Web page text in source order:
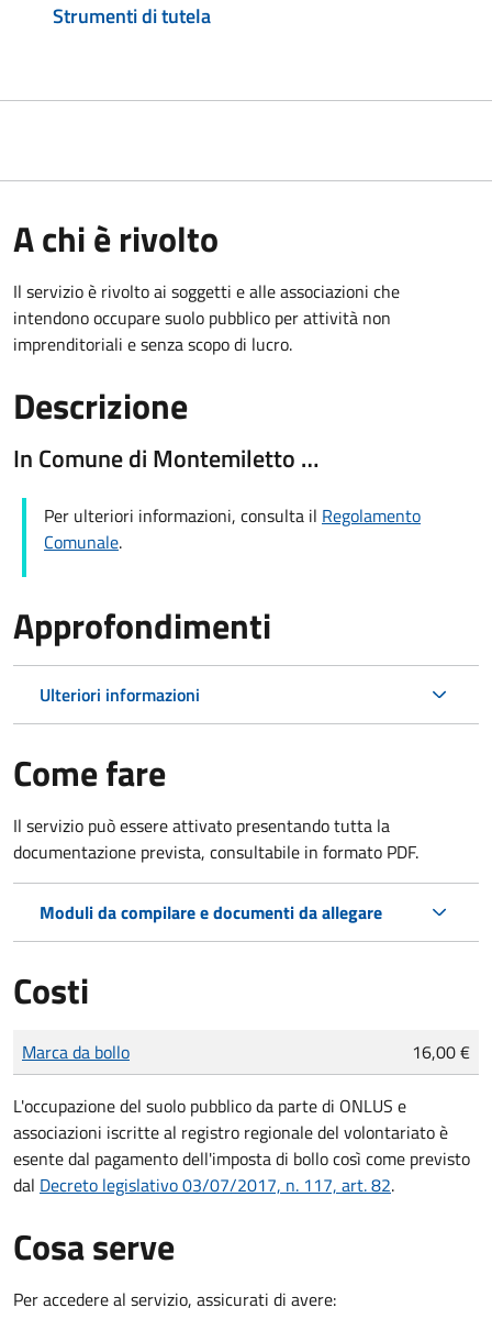
Strumenti di tutela
A chi è rivolto
Il servizio è rivolto ai soggetti e alle associazioni che
intendono occupare suolo pubblico per attività non
imprenditoriali e senza scopo di lucro.
Descrizione
In Comune di Montemiletto …
Per ulteriori informazioni, consulta il Regolamento
Comunale.
Approfondimenti
Ulteriori informazioni
Come fare
Il servizio può essere attivato presentando tutta la
documentazione prevista, consultabile in formato PDF.
Moduli da compilare e documenti da allegare
Costi
Tipo di pagamento
Importo
Marca da bollo 16,00 €
L'occupazione del suolo pubblico da parte di ONLUS e
associazioni iscritte al registro regionale del volontariato è
esente dal pagamento dell'imposta di bollo così come previsto
dal Decreto legislativo 03/07/2017, n. 117, art. 82.
Cosa serve
Per accedere al servizio, assicurati di avere: